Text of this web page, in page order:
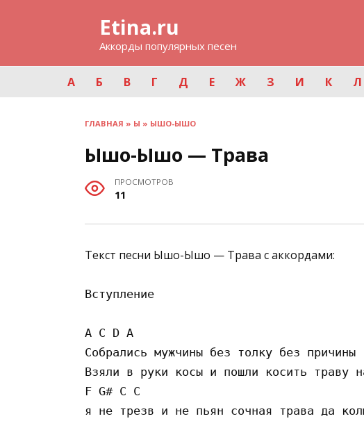
Etina.ru
Аккорды популярных песен
А Б В Г Д Е Ж З И К Л
ГЛАВНАЯ » Ы » ЫШО-ЫШО
Ышо-Ышо — Трава
ПРОСМОТРОВ
11
Текст песни Ышо-Ышо — Трава с аккордами:
Вступление
A C D A
Собрались мужчины без толку без причины
Взяли в руки косы и пошли косить траву
F G# C C
я не трезв и не пьян сочная трава да